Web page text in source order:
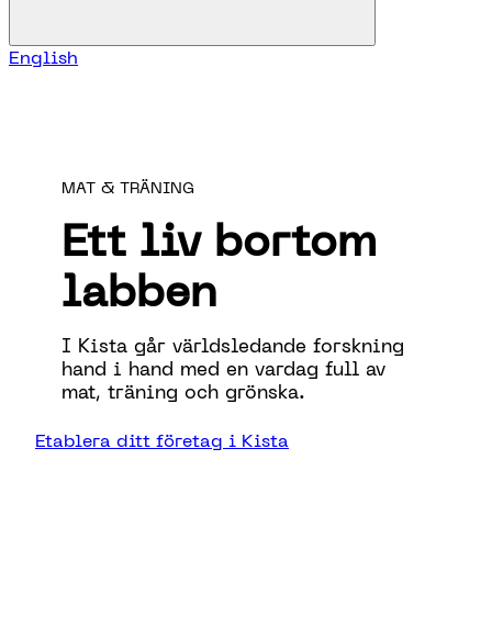
English
MAT & TRÄNING
Ett liv bortom
labben
I Kista går världsledande forskning
hand i hand med en vardag full av
mat, träning och grönska.
Etablera ditt företag i Kista